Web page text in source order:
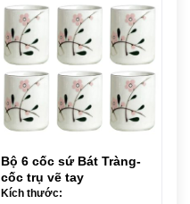
Bộ 6 cốc sứ Bát Tràng-
cốc trụ vẽ tay
Kích thước: